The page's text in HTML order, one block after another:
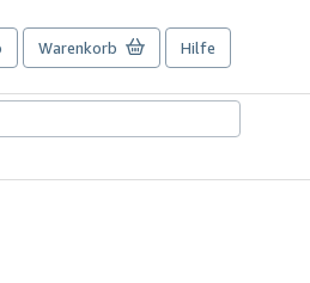
Warenkorb Hilfe